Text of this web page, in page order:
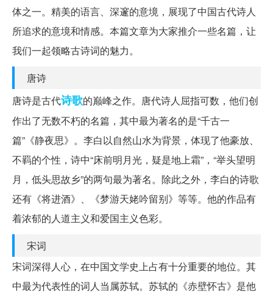
体之一。精美的语言、深邃的意境，展现了中国古代诗人
所追求的意境和情感。本篇文章为大家推介一些名篇，让
我们一起领略古诗词的魅力。
唐诗
唐诗是古代诗歌的巅峰之作。唐代诗人屈指可数，他们创
作出了无数不朽的名篇，其中最为著名的是“千古一
篇”《静夜思》。李白以自然山水为背景，体现了他豪放、
不羁的个性，诗中“床前明月光，疑是地上霜”，“举头望明
月，低头思故乡”的两句最为著名。除此之外，李白的诗歌
还有《将进酒》、《梦游天姥吟留别》等等。他的作品有
着浓郁的人道主义和爱国主义色彩。
宋词
宋词深得人心，在中国文学史上占有十分重要的地位。其
中最为代表性的词人当属苏轼。苏轼的《赤壁怀古》是他